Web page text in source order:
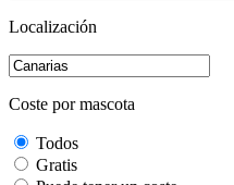
Localización
Coste por mascota
Todos
Gratis